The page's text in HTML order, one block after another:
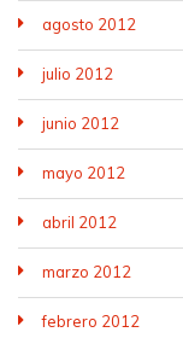
agosto 2012
julio 2012
junio 2012
mayo 2012
abril 2012
marzo 2012
febrero 2012